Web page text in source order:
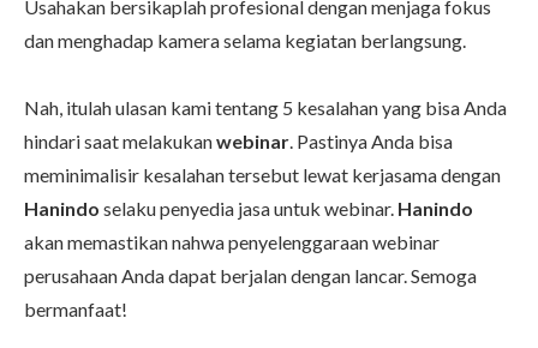
Usahakan bersikaplah profesional dengan menjaga fokus
dan menghadap kamera selama kegiatan berlangsung.
Nah, itulah ulasan kami tentang 5 kesalahan yang bisa Anda
hindari saatmelakukanwebinar. Pastinya Anda bisa
meminimalisir kesalahan tersebut lewat kerjasama dengan
Hanindo selaku penyedia jasa untuk webinar. Hanindo
akan memastikan nahwa penyelenggaraan webinar
perusahaan Anda dapat berjalan dengan lancar. Semoga
bermanfaat!